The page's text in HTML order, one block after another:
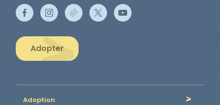
Adopter
Adoption